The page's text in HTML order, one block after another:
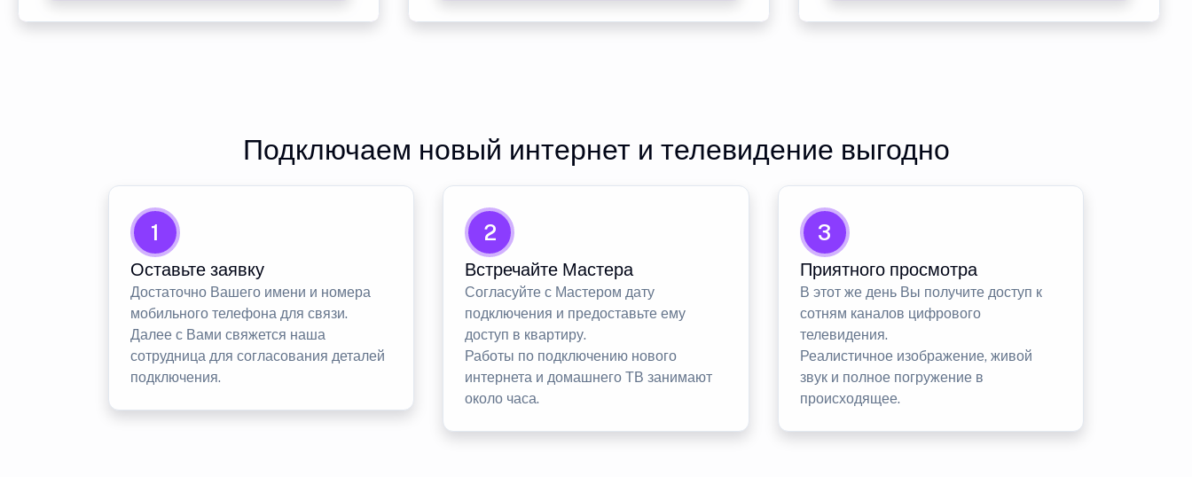
Подключаем новый интернет и телевидение выгодно
1
Оставьте заявку
Достаточно Вашего имени и номера
мобильного телефона для связи.
Далее с Вами свяжется наша
сотрудница для согласования деталей
подключения.
2
Встречайте Мастера
Согласуйте с Мастером дату
подключения и предоставьте ему
доступ в квартиру.
Работы по подключению нового
интернета и домашнего ТВ занимают
около часа.
3
Приятного просмотра
В этот же день Вы получите доступ к
сотням каналов цифрового
телевидения.
Реалистичное изображение, живой
звук и полное погружение в
происходящее.